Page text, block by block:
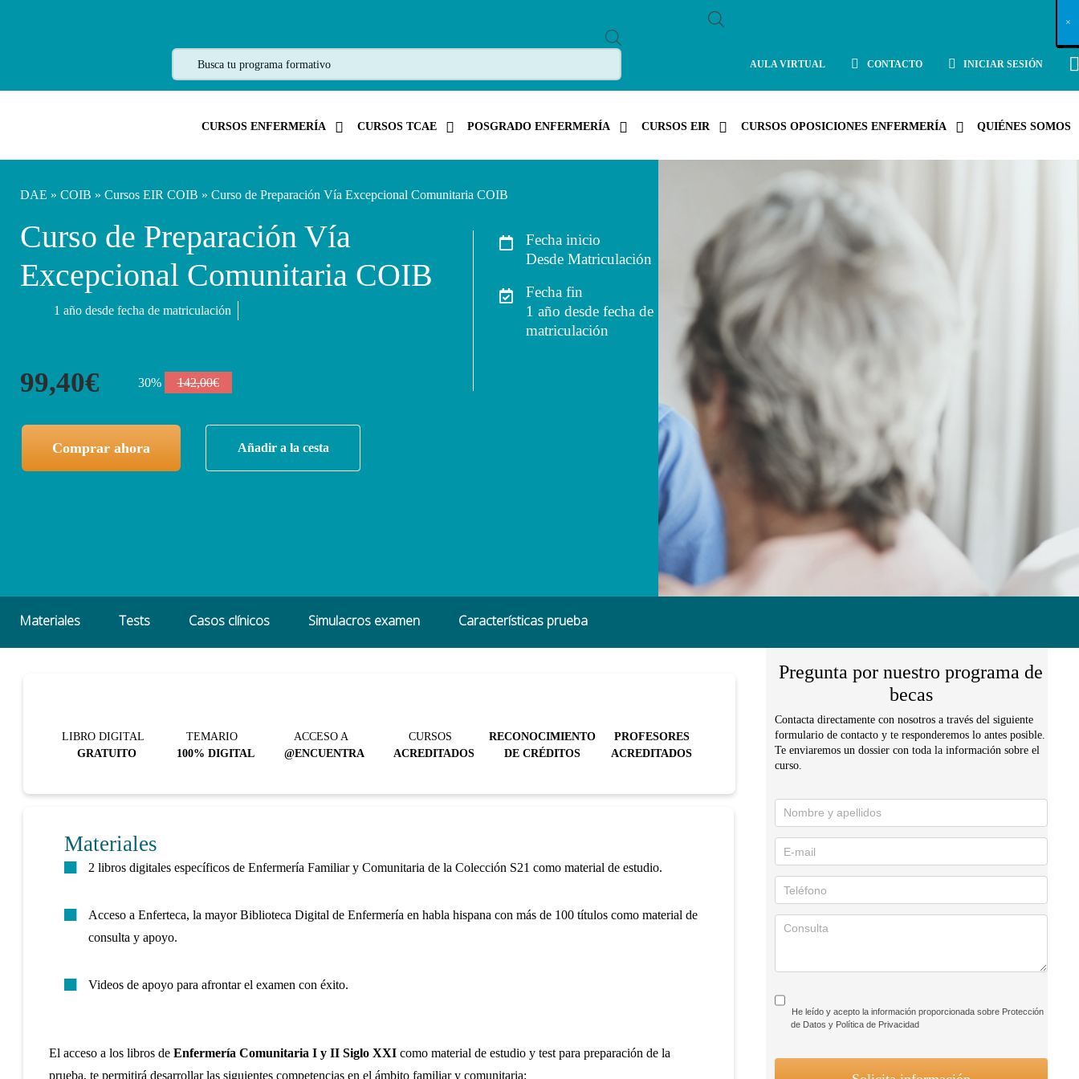
R
D
S
A
AULA VIRTUAL CONTACTO INICIAR SESIÓN
CURSOS ENFERMERÍA CURSOS TCAE POSGRADO ENFERMERÍA CURSOS EIR CURSOS OPOSICIONES ENFERMERÍA QUIÉNES SOMOS
DAE » COIB » Cursos EIR COIB » Curso de Preparación Vía Excepcional Comunitaria COIB
Curso de Preparación Vía
Excepcional Comunitaria COIB
1 año desde fecha de matriculación
99,40€ 30% 142,00€
Comprar ahora Añadir a la cesta
Fecha inicio
Desde Matriculación
Fecha fin
1 año desde fecha de
matriculación
Materiales Tests Casos clínicos Simulacros examen Características prueba
LIBRO DIGITAL
GRATUITO
TEMARIO
100% DIGITAL
ACCESO A
@ENCUENTRA
CURSOS
ACREDITADOS
RECONOCIMIENTO
DE CRÉDITOS
PROFESORES
ACREDITADOS
Materiales
2 libros digitales específicos de Enfermería Familiar y Comunitaria de la Colección S21 como material de estudio.
Acceso a Enferteca, la mayor Biblioteca Digital de Enfermería en habla hispana con más de 100 títulos como material de
consulta y apoyo.
Videos de apoyo para afrontar el examen con éxito.
El acceso a los libros de Enfermería Comunitaria I y II Siglo XXIcomo material de estudio y test para preparación de la
prueba, te permitirá desarrollar las siguientes competencias en el ámbito familiar y comunitaria:
Pregunta por nuestro programa de
becas
Contacta directamente con nosotros a través del siguiente
formulario de contacto y te responderemos lo antes posible.
Te enviaremos un dossier con toda la información sobre el
curso.
Solicita
información
He leído y acepto la información proporcionada sobre Protección
de Datos y Política de Privacidad
X
×
×
×
×
×
×
×
×
×
×
×
×
×
×
×
×
×
×
×
×
×
×
×
×
×
×
×
×
×
×
×
×
×
×
×
×
×
×
×
×
×
×
×
×
×
×
×
×
×
×
×
×
×
×
×
×
×
×
×
×
×
×
×
×
×
×
×
×
×
×
×
×
×
×
×
×
×
×
×
×
×
×
×
×
×
×
×
×
×
×
×
×
×
×
×
×
×
×
×
×
×
×
×
×
×
×
×
×
×
×
×
×
×
×
×
×
×
×
×
×
×
×
×
×
×
×
×
×
×
×
×
×
×
×
×
×
×
×
×
×
×
×
×
×
×
×
×
×
×
×
×
×
×
×
×
×
×
×
×
×
×
×
×
×
×
×
×
×
×
×
×
×
×
×
×
×
×
×
×
×
×
×
×
×
×
×
×
×
×
×
×
×
×
×
×
×
×
×
×
×
×
×
×
×
×
×
×
×
×
×
×
×
×
×
×
×